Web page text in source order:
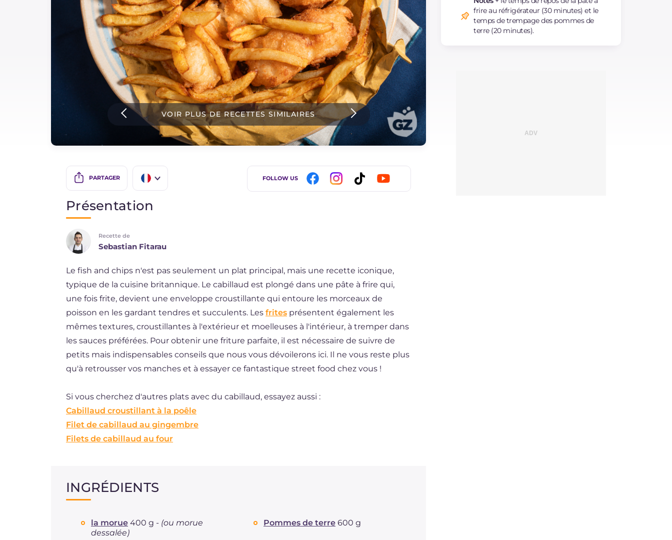
Dernieres recettes
Instagram VOIR PLUS DE RECETTES SIMILAIRES
PARTAGER
ES
FOLLOW US
frire au réfrigérateur (30 minutes) et le
temps de trempage des pommes de
terre (20 minutes).
Présentation
Recette de
Sebastian Fitarau
Le fish and chips n'est pas seulement un plat principal, mais une recette iconique,
typique de la cuisine britannique. Le cabillaud est plongé dans une pâte à frire qui,
une fois frite, devient une enveloppe croustillante qui entoure les morceaux de
poisson en les gardant tendres et succulents. Les frites présentent également les
mêmes textures, croustillantes à l'extérieur et moelleuses à l'intérieur, à tremper dans
les sauces préférées. Pour obtenir une friture parfaite, il est nécessaire de suivre de
petits mais indispensables conseils que nous vous dévoilerons ici. Il ne vous reste plus
qu'à retrousser vos manches et à essayer ce fantastique street food chez vous !
Si vous cherchez d'autres plats avec du cabillaud, essayez aussi :
Cabillaud croustillant à la poêle
Filet de cabillaud au gingembre
Filets de cabillaud au four
INGRÉDIENTS
la morue 400 g - (ou morue
dessalée)
Pommes de terre 600 g